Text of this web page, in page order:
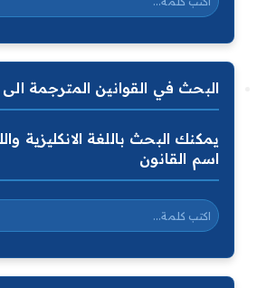
البحث في القوانين المترجمة الى
يمكنك البحث باللغة الانكليزية
اسم القانون